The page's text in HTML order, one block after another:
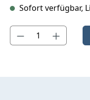
Sofort verfügbar,
Produkt Anzahl: Gib